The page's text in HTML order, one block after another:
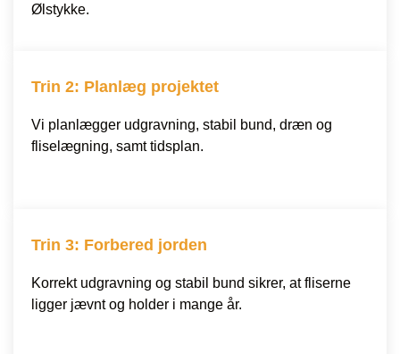
Ølstykke.
Trin 2: Planlæg projektet
Vi planlægger udgravning, stabil bund, dræn og
fliselægning, samt tidsplan.
Trin 3: Forbered jorden
Korrekt udgravning og stabil bund sikrer, at fliserne
ligger jævnt og holder i mange år.